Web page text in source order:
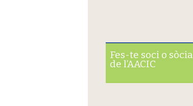
Fes-te soci o sòcia
de l’AACIC